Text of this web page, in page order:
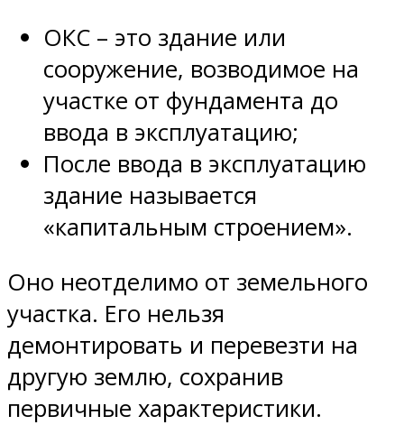
ОКС – это здание или
сооружение, возводимое на
участке от фундамента до
ввода в эксплуатацию;
После ввода в эксплуатацию
здание называется
«капитальным строением».
Оно неотделимо от земельного
участка. Его нельзя
демонтировать и перевезти на
другую землю, сохранив
первичные характеристики.